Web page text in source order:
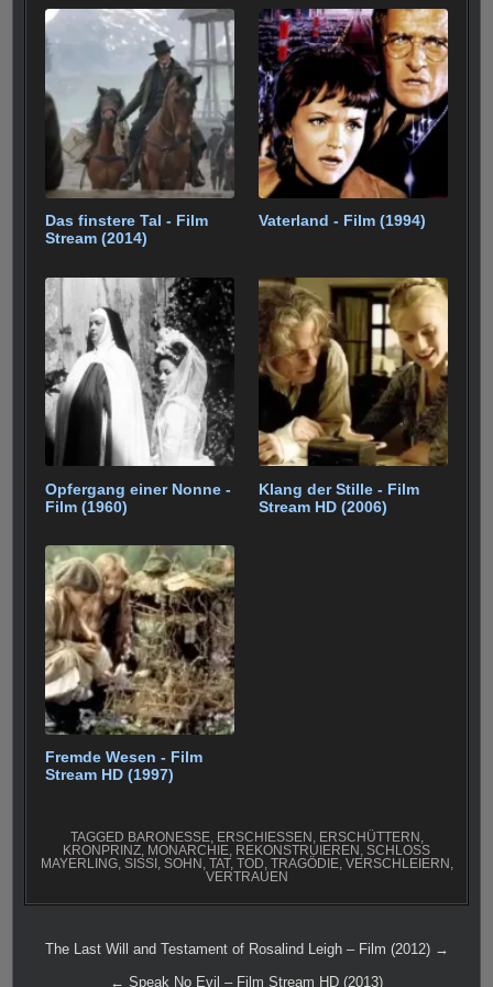
Das finstere Tal - Film
Stream (2014)
Vaterland - Film (1994)
Opfergang einer Nonne -
Film (1960)
Klang der Stille - Film
Stream HD (2006)
Fremde Wesen - Film
Stream HD (1997)
TAGGED BARONESSE, ERSCHIESSEN ERSCHÜTTERN
KRONPRINZ MONARCHIE REKONSTRUIEREN SCHLOSS
MAYERLING, SISSI, SOHN TAT, TOD TRAGÖDIE, VERSCHLEIERN
VERTRAUEN
Beitragsnavigation
The Last Will and Testament of Rosalind Leigh – Film (2012) →
← Speak No Evil – Film Stream HD (2013)